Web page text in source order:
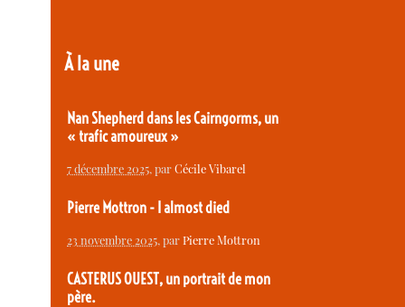
À la une
Nan Shepherd dans les Cairngorms, un
« trafic amoureux »
7 décembre 2025, parCécile Vibarel
Pierre Mottron - I almost died
23 novembre 2025, parPierre Mottron
CASTERUS OUEST, un portrait de mon
père.